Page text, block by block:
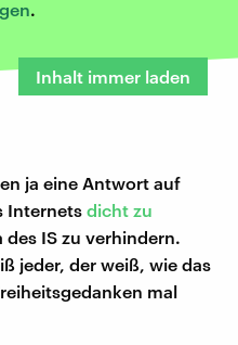
.
Inhalt immer laden
ja eine Antwort auf
Internets dicht zu
des IS zu verhindern.
jeder, der weiß, wie das
mal